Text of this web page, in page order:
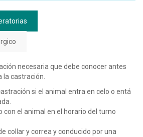
necesaria que debe conocer antes
la castración.
si el animal entra en celo o entá
con el animal en el horario del turno
collar y correa y conducido por una